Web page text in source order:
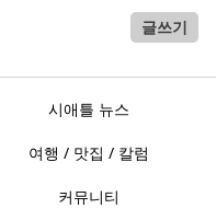
글쓰기
시애틀 뉴스
여행 / 맛집 / 칼럼
커뮤니티